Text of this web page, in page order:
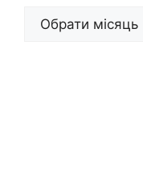
Архіви